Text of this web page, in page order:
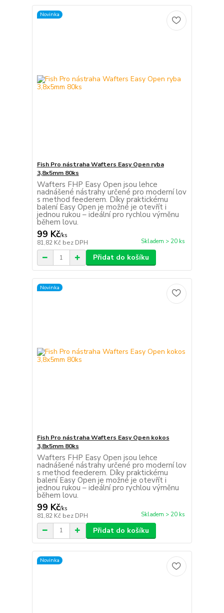
Novinka
Fish Pro nástraha Wafters Easy Open ryba
3,8x5mm 80ks
Wafters FHP Easy Open jsou lehce
nadnášené nástrahy určené pro moderní lov
s method feederem. Díky praktickému
balení Easy Open je možné je otevřít i
jednou rukou – ideální pro rychlou výměnu
během lovu.
99 Kč/ks
81,82 Kč bez DPH Skladem > 20 ks
Přidat do košíku
Novinka
Fish Pro nástraha Wafters Easy Open kokos
3,8x5mm 80ks
Wafters FHP Easy Open jsou lehce
nadnášené nástrahy určené pro moderní lov
s method feederem. Díky praktickému
balení Easy Open je možné je otevřít i
jednou rukou – ideální pro rychlou výměnu
během lovu.
99 Kč/ks
81,82 Kč bez DPH Skladem > 20 ks
Přidat do košíku
Novinka